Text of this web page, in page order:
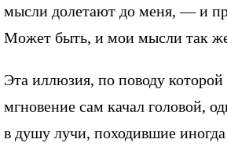
мысли долетают до меня, — и
Может быть, и мои мысли так
Эта иллюзия, по поводу
мгновение сам качал головой,
в душу лучи, походившие